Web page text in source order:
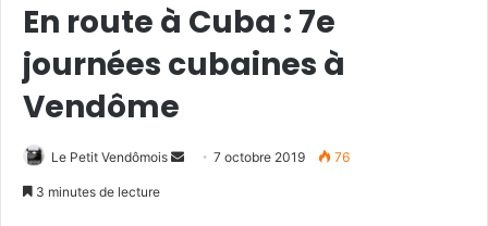
En route à Cuba : 7e
journées cubaines à
Vendôme
Le Petit Vendômois 7 octobre 2019 76
3 minutes de lecture